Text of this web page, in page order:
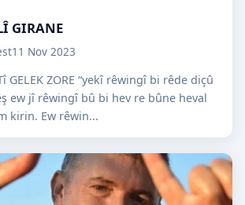
GIRANE
11 Nov 2023
GELEK ZORE “yekî rêwingî bi rêde diçû
ew jî rêwingî bû bi hev re bûne heval
kirin. Ew rêwin...